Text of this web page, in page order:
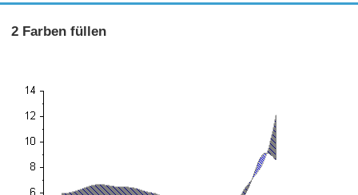
2 Farben füllen